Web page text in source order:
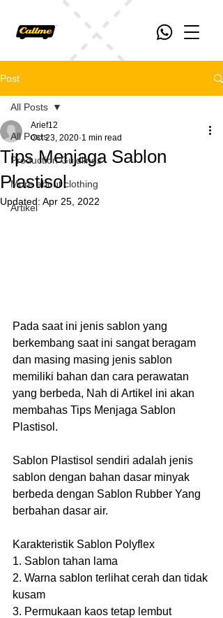
Post
All Posts
Production Guidlines
More about clothing
Artikel
All Posts
Tips Menjaga Sablon
Plastisol
Arief12
Oct 23, 2020 1 min read
Updated: Apr 25, 2022
Pada saat ini jenis sablon yang
berkembang saat ini sangat beragam
dan masing masing jenis sablon
memiliki bahan dan cara perawatan
yang berbeda, Nah di Artikel ini akan
membahas Tips Menjaga Sablon
Plastisol.
Sablon Plastisol sendiri adalah jenis
sablon dengan bahan dasar minyak
berbeda dengan Sablon Rubber Yang
berbahan dasar air.
Karakteristik Sablon Polyflex
1. Sablon tahan lama
2. Warna sablon terlihat cerah dan tidak
kusam
3. Permukaan kaos tetap lembut